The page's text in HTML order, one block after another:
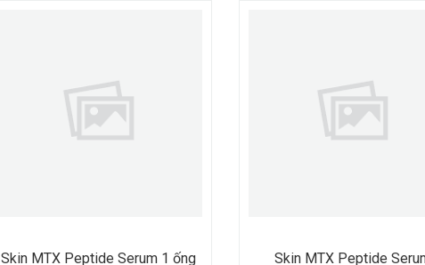
Skin MTX Peptide Serum 1 ống
Skin MTX Peptide